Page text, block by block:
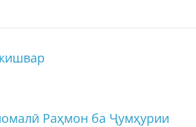
Раҳмон ба Ҷумҳурии